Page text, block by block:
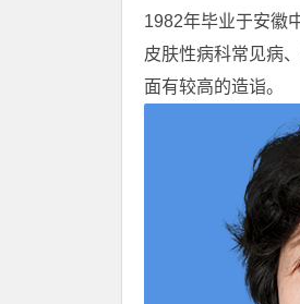
1982年毕业于安徽
皮肤性病科常见病
面有较高的造诣。